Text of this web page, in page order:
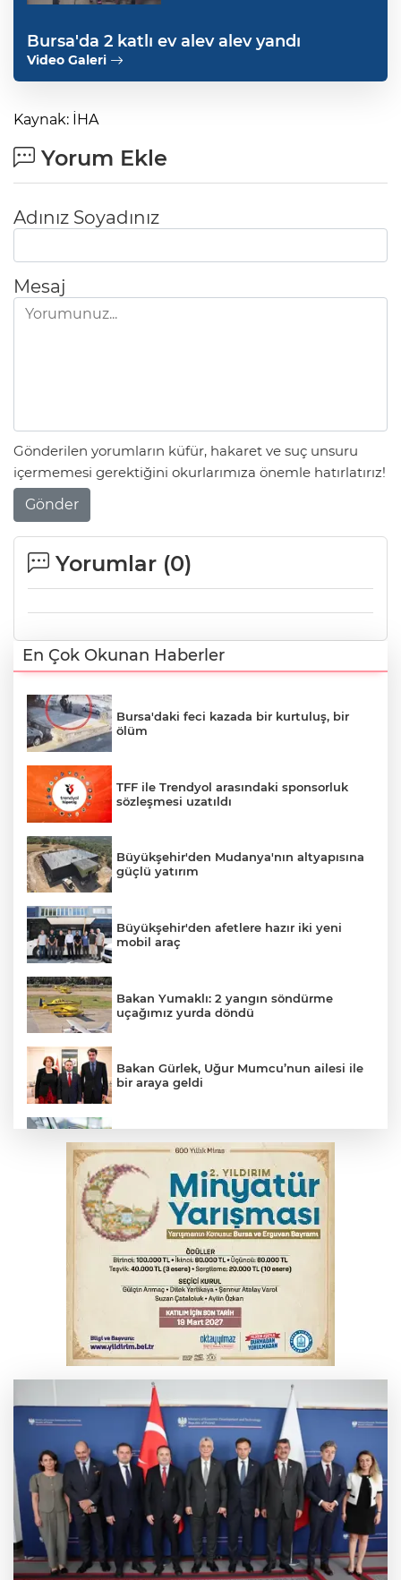
Bursa'da 2 katlı ev alev alev yandı
Video Galeri
Kaynak: İHA
Yorum Ekle
Adınız Soyadınız
Mesaj
Gönderilen yorumların küfür, hakaret ve suç unsuru
içermemesi gerektiğini okurlarımıza önemle hatırlatırız!
Gönder
Yorumlar (0)
En Çok Okunan Haberler
Bursa'daki feci kazada bir kurtuluş, bir
ölüm
TFF ile Trendyol arasındaki sponsorluk
sözleşmesi uzatıldı
Büyükşehir'den Mudanya'nın altyapısına
güçlü yatırım
Büyükşehir'den afetlere hazır iki yeni
mobil araç
Bakan Yumaklı: 2 yangın söndürme
uçağımız yurda döndü
Bakan Gürlek, Uğur Mumcu’nun ailesi ile
bir araya geldi
yansıyacak mı?
YENİ Parti Genel Başkanı Özel'den
Çerçeve Yasa yorumu
Serbest piyasada döviz fiyatları
Serbest piyasada altın fiyatları...